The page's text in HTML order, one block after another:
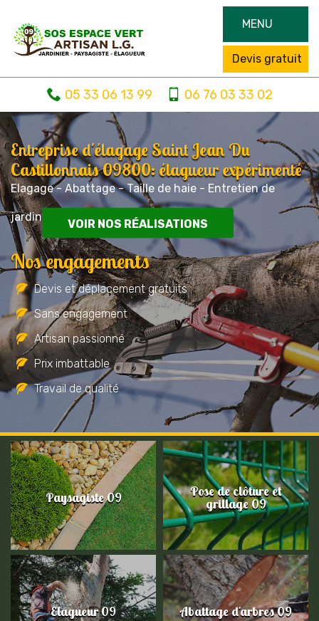
MENU
Devis gratuit
05 33 06 13 99 06 76 03 33 02
Entreprise d'élagage Saint Jean Du
Castillonnais 09800: élagueur expérimenté
Elagage - Abattage - Taille de haie - Entretien de
jardin
VOIR NOS RÉALISATIONS
Nos engagements
Devis et déplacement gratuits
Sans engagement
Artisan passionné
Prix imbattable
Travail de qualité
Paysagiste 09 Pose de clôture et
grillage 09
Elagueur 09 Abattage d'arbres 09